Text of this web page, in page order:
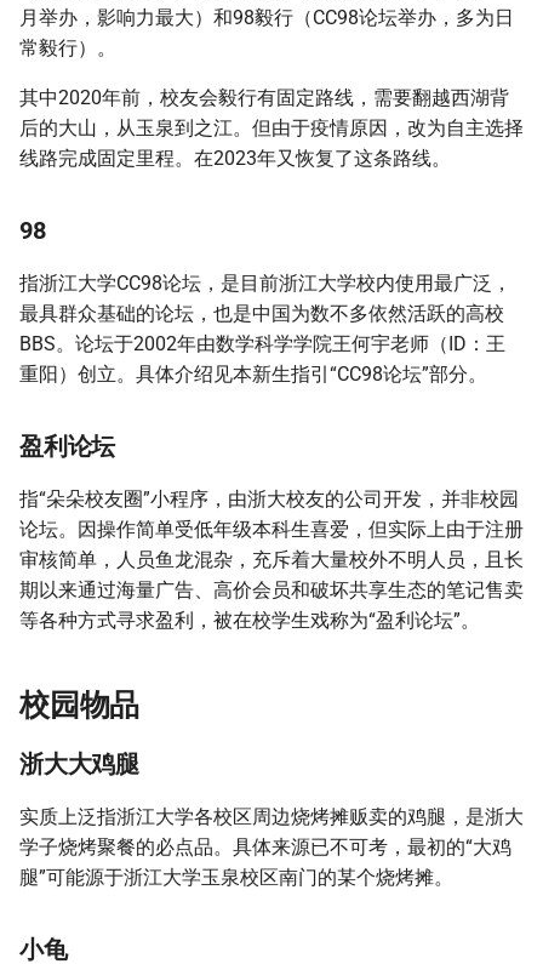
刷夜
Pre
月举办，影响力最大）和98毅行（CC98论坛举办，多为日
常毅行）。
其中2020年前，校友会毅行有固定路线，需要翻越西湖背
后的大山，从玉泉到之江。但由于疫情原因，改为自主选择
线路完成固定里程。在2023年又恢复了这条路线。
98
指浙江大学CC98论坛，是目前浙江大学校内使用最广泛，
最具群众基础的论坛，也是中国为数不多依然活跃的高校
BBS。论坛于2002年由数学科学学院王何宇老师（ID：王
重阳）创立。具体介绍见本新生指引“CC98论坛”部分。
盈利论坛
指“朵朵校友圈”小程序，由浙大校友的公司开发，并非校园
论坛。因操作简单受低年级本科生喜爱，但实际上由于注册
审核简单，人员鱼龙混杂，充斥着大量校外不明人员，且长
期以来通过海量广告、高价会员和破坏共享生态的笔记售卖
等各种方式寻求盈利，被在校学生戏称为“盈利论坛”。
校园物品
浙大大鸡腿
实质上泛指浙江大学各校区周边烧烤摊贩卖的鸡腿，是浙大
学子烧烤聚餐的必点品。具体来源已不可考，最初的“大鸡
腿”可能源于浙江大学玉泉校区南门的某个烧烤摊。
小龟